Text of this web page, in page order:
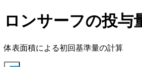
ロンサーフの投与
体表面積による初回基準量の計算